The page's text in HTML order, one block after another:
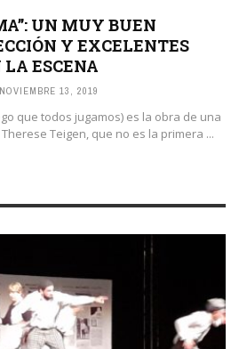
UN MUY BUEN
Y EXCELENTES
ESCENA
NOVIEMBRE 13, 2019
que todos jugamos) es la obra de una
Teigen, que no es la primera ...